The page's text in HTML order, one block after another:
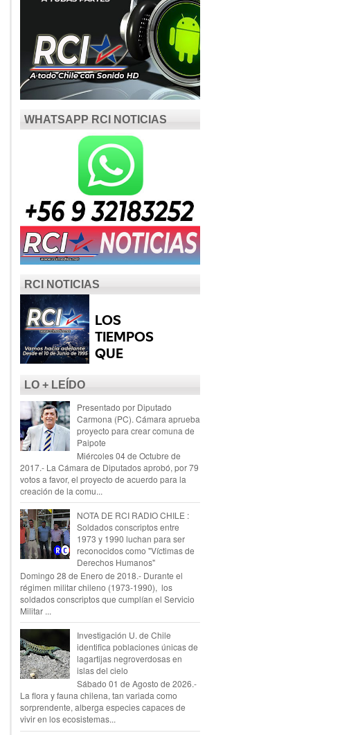
WHATSAPP RCI NOTICIAS
RCI NOTICIAS
LO + LEÍDO
Presentado por Diputado
Carmona (PC). Cámara aprueba
proyecto para crear comuna de
Paipote
Miércoles 04 de Octubre de
2017.- La Cámara de Diputados aprobó, por 79
votos a favor, el proyecto de acuerdo para la
creación de la comu...
NOTA DE RCI RADIO CHILE :
Soldados conscriptos entre
1973 y 1990 luchan para ser
reconocidos como "Víctimas de
Derechos Humanos"
Domingo 28 de Enero de 2018.- Durante el
régimen militar chileno (1973-1990), los
soldados conscriptos que cumplían el Servicio
Militar ...
Investigación U. de Chile
identifica poblaciones únicas de
lagartijas negroverdosas en
islas del cielo
Sábado 01 de Agosto de 2026.-
La flora y fauna chilena, tan variada como
sorprendente, alberga especies capaces de
vivir en los ecosistemas...